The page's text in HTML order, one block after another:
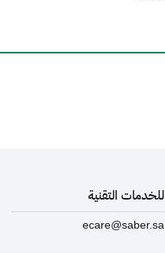
للخدمات التقنية
ecare@saber.sa